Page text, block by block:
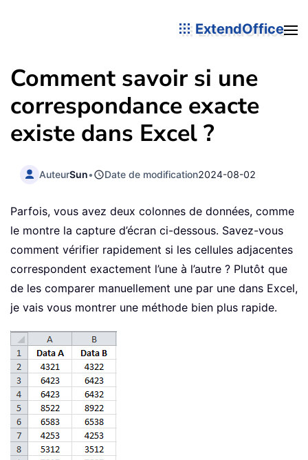
ExtendOffice
Comment savoir si une
correspondance exacte
existe dans Excel ?
AuteurSun• Date de modification2024-08-02
Parfois, vous avez deux colonnes de données, comme
le montre la capture d’écran ci-dessous. Savez-vous
comment vérifier rapidement si les cellules adjacentes
correspondent exactement l’une à l’autre ? Plutôt que
de les comparer manuellement une par une dans Excel,
je vais vous montrer une méthode bien plus rapide.